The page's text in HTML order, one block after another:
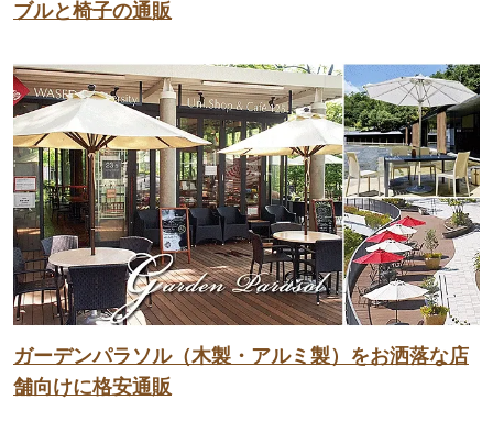
ブルと椅子の通販
ガーデンパラソル（木製・アルミ製）をお洒落な店
舗向けに格安通販